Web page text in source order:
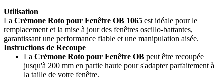
Utilisation
La Crémone Roto pour Fenêtre OB 1065 est idéale pour le
remplacement et la mise à jour des fenêtres oscillo-battantes,
garantissant une performance fiable et une manipulation aisée.
Instructions de Recoupe
La Crémone Roto pour Fenêtre OB peut être recoupée
jusqu'à 200 mm en partie haute pour s'adapter parfaitement à
la taille de votre fenêtre.